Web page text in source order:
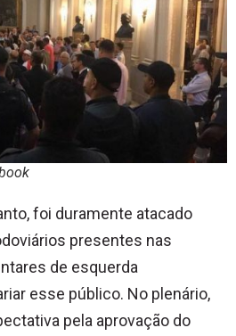
foi duramente atacado
presentes nas
de esquerda
esse público. No plenário,
pela aprovação do